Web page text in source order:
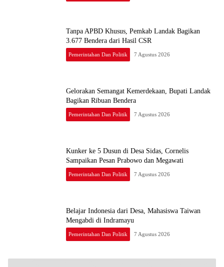
Tanpa APBD Khusus, Pemkab Landak Bagikan
3.677 Bendera dari Hasil CSR
Pemerintahan Dan Politik 7 Agustus 2026
Gelorakan Semangat Kemerdekaan, Bupati Landak
Bagikan Ribuan Bendera
Pemerintahan Dan Politik 7 Agustus 2026
Kunker ke 5 Dusun di Desa Sidas, Cornelis
Sampaikan Pesan Prabowo dan Megawati
Pemerintahan Dan Politik 7 Agustus 2026
Belajar Indonesia dari Desa, Mahasiswa Taiwan
Pemerintahan Dan Politik 7 Agustus 2026